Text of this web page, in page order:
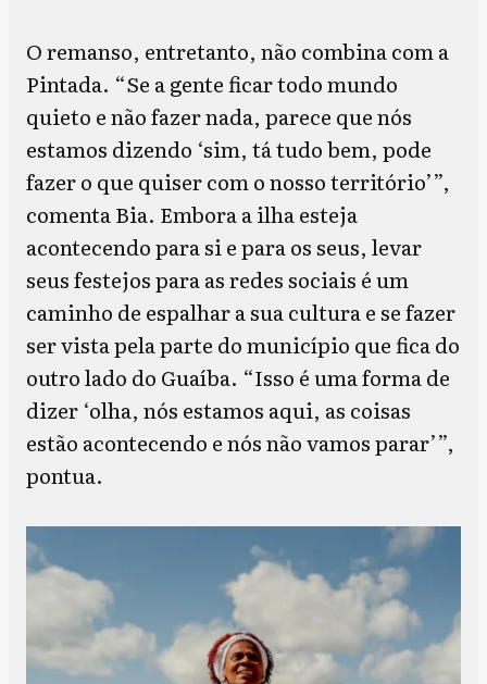
O remanso, entretanto, não combina com a
Pintada. “Se a gente ficar todo mundo
quieto e não fazer nada, parece que nós
estamos dizendo ‘sim, tá tudo bem, pode
fazer o que quiser com o nosso território’”,
comenta Bia. Embora a ilha esteja
acontecendo para si e para os seus, levar
seus festejos para as redes sociais é um
caminho de espalhar a sua cultura e se fazer
ser vista pela parte do município que fica do
outro lado do Guaíba. “Isso é uma forma de
dizer ‘olha, nós estamos aqui, as coisas
estão acontecendo e nós não vamos parar’”,
pontua.